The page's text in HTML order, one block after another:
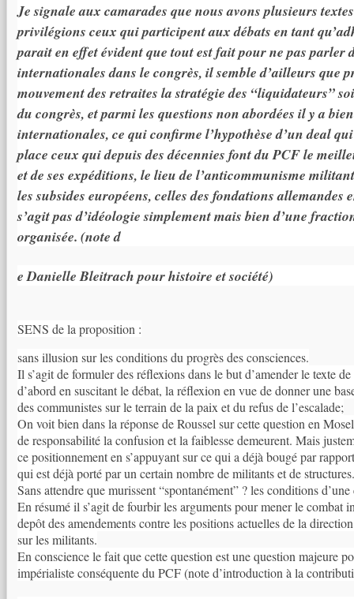
Je signale aux camarades que nous avons plusieurs
privilégions ceux qui participent aux débats en tant
parait en effet évident que tout est fait pour ne pas parler
internationales dans le congrès, il semble d’ailleurs que
mouvement des retraites la stratégie des “liquidateurs”
du congrès, et parmi les questions non abordées il y a
internationales, ce qui confirme l’hypothèse d’un deal
place ceux qui depuis des décennies font du PCF le
et de ses expéditions, le lieu de l’anticommunisme
les subsides européens, celles des fondations
s’agit pas d’idéologie simplement mais bien d’une
organisée. (note d
e Danielle Bleitrach pour histoire et société)
SENS de la proposition :
sans illusion sur les conditions du progrès des consciences.
Il s’agit de formuler des réflexions dans le but d’amender le texte
d’abord en suscitant le débat, la réflexion en vue de donner une
des communistes sur le terrain de la paix et du refus de l’escalade;
On voit bien dans la réponse de Roussel sur cette question en
de responsabilité la confusion et la faiblesse demeurent. Mais
ce positionnement en s’appuyant sur ce qui a déjà bougé par
qui est déjà porté par un certain nombre de militants et de structures.
Sans attendre que murissent “spontanément” ? les conditions
En résumé il s’agit de fourbir les arguments pour mener le combat
depôt des amendements contre les positions actuelles de la
sur les militants.
En conscience le fait que cette question est une question majeure
impérialiste conséquente du PCF (note d’introduction à la